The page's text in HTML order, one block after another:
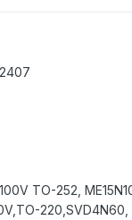
TO-252,
220,SVD4N60,